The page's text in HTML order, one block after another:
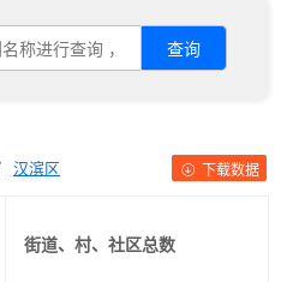
查询
汉滨区 下载数据
街道、村、社区总数